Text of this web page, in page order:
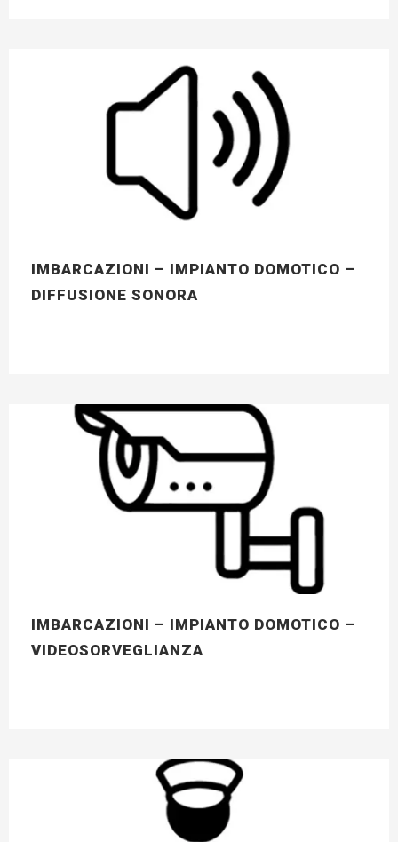
IMBARCAZIONI – IMPIANTO DOMOTICO –
DIFFUSIONE SONORA
IMBARCAZIONI – IMPIANTO DOMOTICO –
VIDEOSORVEGLIANZA